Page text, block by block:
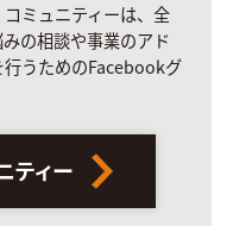
ミュニティーは、全
の相談や事業のアド
うためのFacebookグ
ティー